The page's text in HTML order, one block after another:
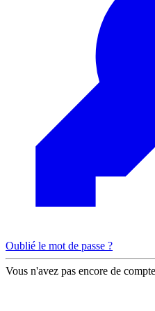
Oublié le mot de passe ?
Vous n'avez pas encore de